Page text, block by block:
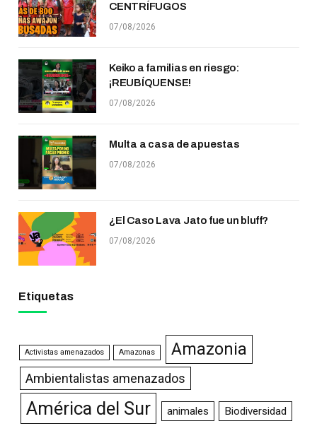
CENTRÍFUGOS
07/08/2026
Keiko a familias en riesgo:
¡REUBÍQUENSE!
07/08/2026
Multa a casa de apuestas
07/08/2026
¿El Caso Lava Jato fue un bluff?
07/08/2026
Etiquetas
Activistas amenazados Amazonas Amazonia
Ambientalistas amenazados
América del Sur animales Biodiversidad